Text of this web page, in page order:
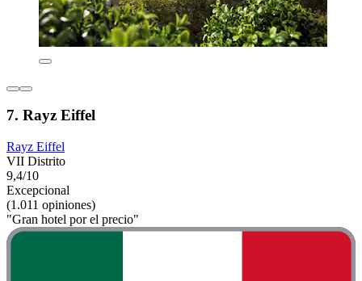
7. Rayz Eiffel
Rayz Eiffel
VII Distrito
9,4/10
Excepcional
(1.011 opiniones)
"Gran hotel por el precio"